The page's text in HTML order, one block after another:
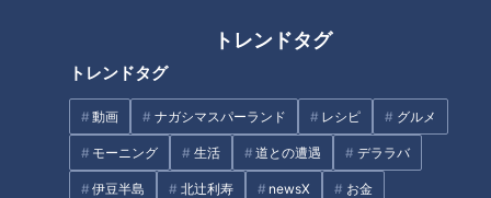
トレンドタグ
トレンドタグ
動画 ナガシマスパーランド レシピ グルメ
モーニング 生活 道との遭遇 デララバ
伊豆半島 北辻利寿 newsX お金
友人宅でバーベキュー！道化師
様魚鱗癬を知っている安心感と
は。～定期配信型ドキュメンタ
リー「ピエロと呼ばれた息子」